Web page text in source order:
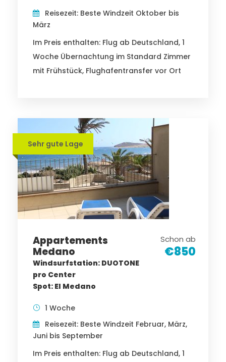
Reisezeit: Beste Windzeit Oktober bis
März
Im Preis enthalten: Flug ab Deutschland, 1
Woche Übernachtung im Standard Zimmer
mit Frühstück, Flughafentransfer vor Ort
Sehr gute Lage
Appartements
Medano
Windsurfstation: DUOTONE
pro Center
Spot: El Medano
Schon ab
€850
1 Woche
Reisezeit: Beste Windzeit Februar, März,
Juni bis September
Im Preis enthalten: Flug ab Deutschland, 1